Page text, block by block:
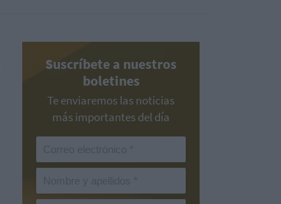
Suscríbete a nuestros
boletines
Te enviaremos las noticias
más importantes del día